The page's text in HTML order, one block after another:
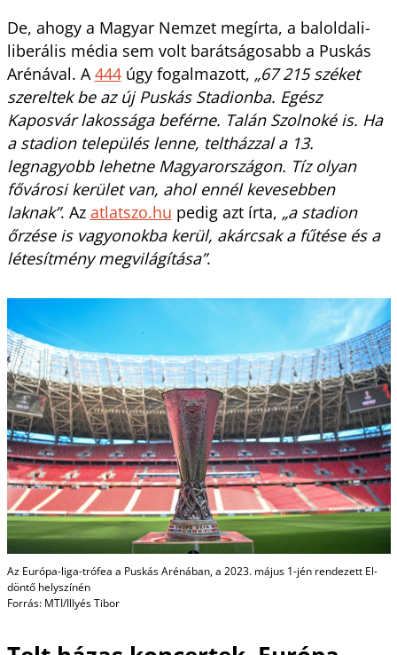
De, ahogy a Magyar Nemzet megírta, a baloldali-
liberális média sem volt barátságosabb a Puskás
Arénával. A 444úgy fogalmazott, „67 215 széket
szereltek be az új Puskás Stadionba. Egész
Kaposvár lakossága beférne. Talán Szolnoké is. Ha
a stadion település lenne, teltházzal a 13.
legnagyobb lehetne Magyarországon. Tíz olyan
fővárosi kerület van, ahol ennél kevesebben
laknak”. Az atlatszo.hu pedig azt írta, „a stadion
őrzése is vagyonokba kerül, akárcsak a fűtése és a
létesítmény megvilágítása”.
Az Európa-liga-trófea a Puskás Arénában, a 2023. május 1-jén rendezett El-
döntő helyszínén
Forrás: MTI/Illyés Tibor